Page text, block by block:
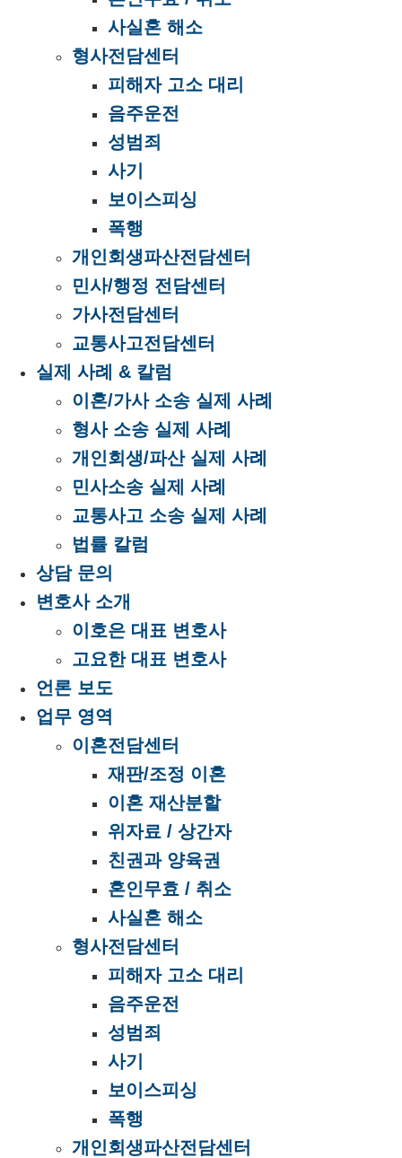
사실혼 해소
형사전담센터
피해자 고소 대리
음주운전
성범죄
사기
보이스피싱
폭행
개인회생파산전담센터
민사/행정 전담센터
가사전담센터
교통사고전담센터
실제 사례 & 칼럼
이혼/가사 소송 실제 사례
형사 소송 실제 사례
개인회생/파산 실제 사례
민사소송 실제 사례
교통사고 소송 실제 사례
법률 칼럼
상담 문의
변호사 소개
이호은 대표 변호사
고요한 대표 변호사
언론 보도
업무 영역
이혼전담센터
재판/조정 이혼
이혼 재산분할
위자료 / 상간자
친권과 양육권
혼인무효 / 취소
사실혼 해소
형사전담센터
피해자 고소 대리
음주운전
성범죄
사기
보이스피싱
폭행
개인회생파산전담센터